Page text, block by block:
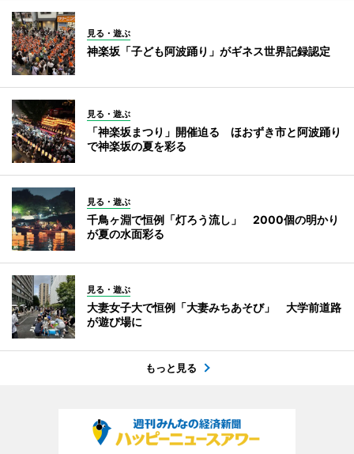
見る・遊ぶ
神楽坂「子ども阿波踊り」がギネス世界記録認定
見る・遊ぶ
「神楽坂まつり」開催迫る ほおずき市と阿波踊り
で神楽坂の夏を彩る
見る・遊ぶ
千鳥ヶ淵で恒例「灯ろう流し」 2000個の明かり
が夏の水面彩る
見る・遊ぶ
大妻女子大で恒例「大妻みちあそび」 大学前道路
が遊び場に
もっと見る